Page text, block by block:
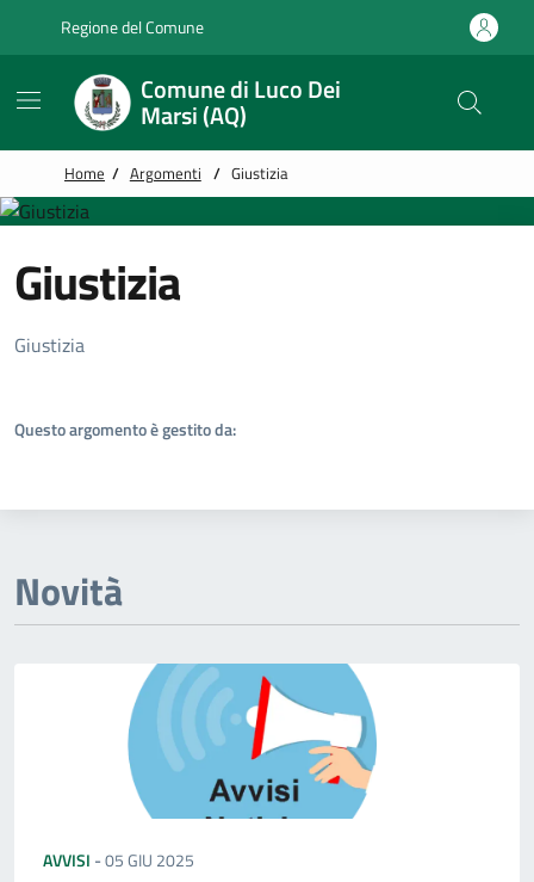
Regione del Comune
Comune di Luco Dei
Marsi (AQ)
Home / Argomenti / Giustizia
Giustizia
Dettagli Argomento
Giustizia
Questo argomento è gestito da:
Novità
AVVISI -05 GIU 2025